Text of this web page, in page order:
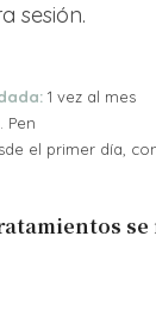
sesión.
1 vez al mes
Pen
el primer día,